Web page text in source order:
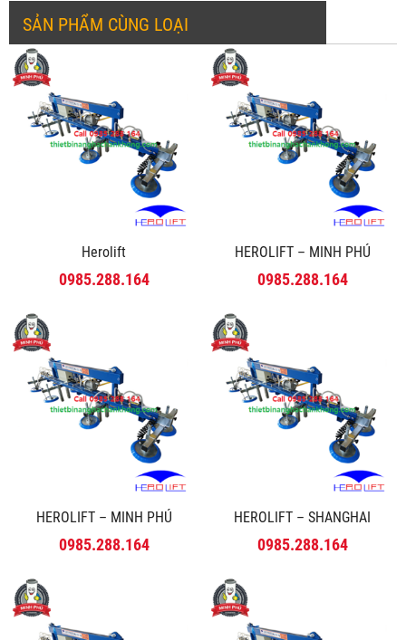
SẢN PHẨM CÙNG LOẠI
Herolift
0985.288.164
HEROLIFT – MINH PHÚ
0985.288.164
HEROLIFT – MINH PHÚ
0985.288.164
HEROLIFT – SHANGHAI
0985.288.164